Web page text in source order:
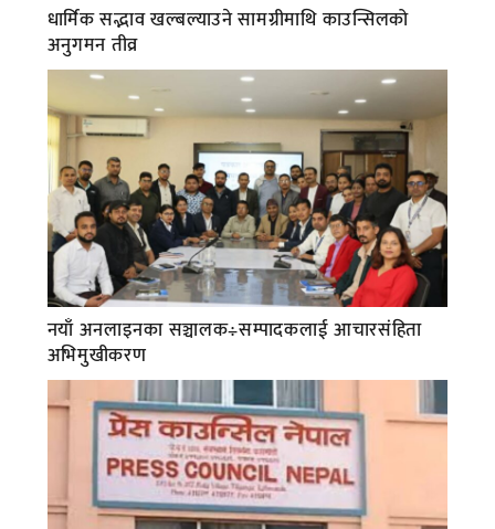
धार्मिक सद्भाव खल्बल्याउने सामग्रीमाथि काउन्सिलको
अनुगमन तीव्र
नयाँ अनलाइनका सञ्चालक÷सम्पादकलाई आचारसंहिता
अभिमुखीकरण